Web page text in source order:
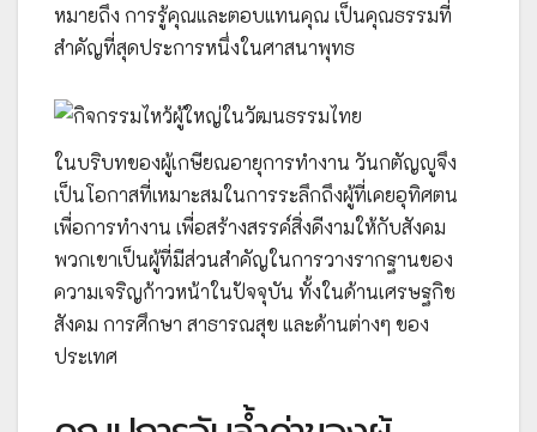
หมายถึง การรู้คุณและตอบแทนคุณ เป็นคุณธรรมที่
สำคัญที่สุดประการหนึ่งในศาสนาพุทธ
ในบริบทของผู้เกษียณอายุการทำงาน วันกตัญญูจึง
เป็นโอกาสที่เหมาะสมในการระลึกถึงผู้ที่เคยอุทิศตน
เพื่อการทำงาน เพื่อสร้างสรรค์สิ่งดีงามให้กับสังคม
พวกเขาเป็นผู้ที่มีส่วนสำคัญในการวางรากฐานของ
ความเจริญก้าวหน้าในปัจจุบัน ทั้งในด้านเศรษฐกิช
สังคม การศึกษา สาธารณสุข และด้านต่างๆ ของ
ประเทศ